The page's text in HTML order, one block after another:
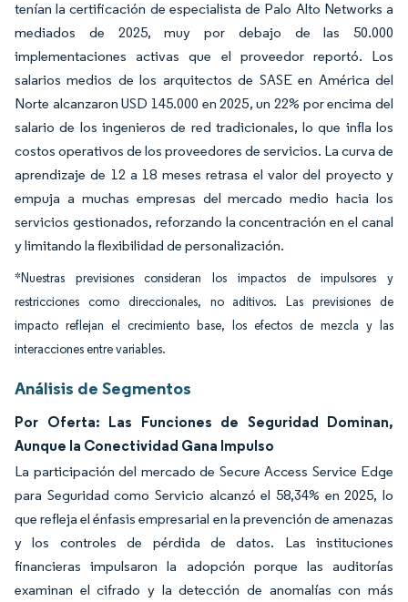
tenían la certificación de especialista de Palo Alto Networks a
mediados de 2025, muy por debajo de las 50.000
implementaciones activas que el proveedor reportó. Los
salarios medios de los arquitectos de SASE en América del
Norte alcanzaron USD 145.000 en 2025, un 22% por encima del
salario de los ingenieros de red tradicionales, lo que infla los
costos operativos de los proveedores de servicios. La curva de
aprendizaje de 12 a 18 meses retrasa el valor del proyecto y
empuja a muchas empresas del mercado medio hacia los
servicios gestionados, reforzando la concentración en el canal
y limitando la flexibilidad de personalización.
*Nuestras previsiones consideran los impactos de impulsores y
restricciones como direccionales, no aditivos. Las previsiones de
impacto reflejan el crecimiento base, los efectos de mezcla y las
interacciones entre variables.
Análisis de Segmentos
Por Oferta: Las Funciones de Seguridad Dominan,
Aunque la Conectividad Gana Impulso
La participación del mercado de Secure Access Service Edge
para Seguridad como Servicio alcanzó el 58,34% en 2025, lo
que refleja el énfasis empresarial en la prevención de amenazas
y los controles de pérdida de datos. Las instituciones
financieras impulsaron la adopción porque las auditorías
examinan el cifrado y la detección de anomalías con más